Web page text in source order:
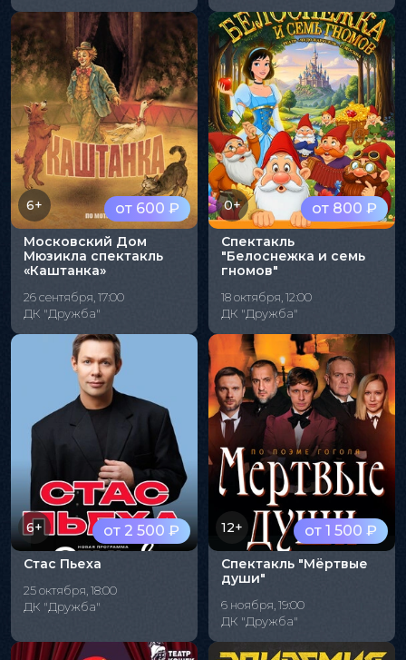
от 600 ₽
6+
Московский Дом
Мюзикла спектакль
«Каштанка»
26 сентября, 17:00
ДК "Дружба"
от 800 ₽
0+
Спектакль
"Белоснежка и семь
гномов"
18 октября, 12:00
ДК "Дружба"
от 2 500 ₽
6+
Стас Пьеха
25 октября, 18:00
ДК "Дружба"
от 1 500 ₽
12+
Спектакль "Мёртвые
души"
6 ноября, 19:00
ДК "Дружба"